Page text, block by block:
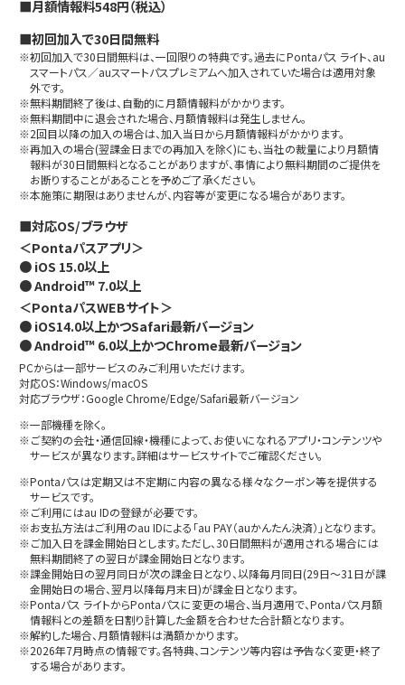
■月額情報料548円（税込）
■初回加入で30日間無料
※初回加入で30日間無料は、一回限りの特典です。過去にPontaパス ライト、au
スマートパス／auスマートパスプレミアムへ加入されていた場合は適用対象
外です。
※無料期間終了後は、自動的に月額情報料がかかります。
※無料期間中に退会された場合、月額情報料は発生しません。
※2回目以降の加入の場合は、加入当日から月額情報料がかかります。
※再加入の場合(翌課金日までの再加入を除く)にも、当社の裁量により月額情
報料が30日間無料となることがありますが、事情により無料期間のご提供を
お断りすることがあることを予めご了承ください。
※本施策に期限はありませんが、内容等が変更になる場合があります。
■対応OS/ブラウザ
＜Pontaパスアプリ＞
● iOS 15.0以上
● Android™ 7.0以上
＜PontaパスWEBサイト＞
● iOS14.0以上かつSafari最新バージョン
● Android™ 6.0以上かつChrome最新バージョン
PCからは一部サービスのみご利用いただけます。
対応OS：Windows/macOS
対応ブラウザ：Google Chrome/Edge/Safari最新バージョン
※一部機種を除く。
※ご契約の会社・通信回線・機種によって、お使いになれるアプリ・コンテンツや
サービスが異なります。詳細はサービスサイトでご確認ください。
※Pontaパスは定期又は不定期に内容の異なる様々なクーポン等を提供する
サービスです。
※ご利用にはau IDの登録が必要です。
※お支払方法はご利用のau IDによる「au PAY（auかんたん決済）」となります。
※ご加入日を課金開始日とします。ただし、30日間無料が適用される場合には
無料期間終了の翌日が課金開始日となります。
※課金開始日の翌月同日が次の課金日となり、以降毎月同日(29日～31日が課
金開始日の場合、翌月以降毎月末日)が課金日となります。
※Pontaパス ライトからPontaパスに変更の場合、当月適用で、Pontaパス月額
情報料との差額を日割り計算した金額を合わせた合計額となります。
※解約した場合、月額情報料は満額かかります。
※2026年7月時点の情報です。各特典、コンテンツ等内容は予告なく変更・終了
する場合があります。